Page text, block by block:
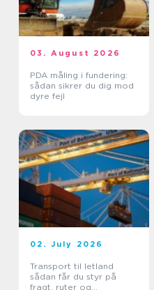
03. August 2026
PDA måling i fundering:
sådan sikrer du dig mod
dyre fejl
02. July 2026
Transport til letland
sådan får du styr på
fragt, ruter og